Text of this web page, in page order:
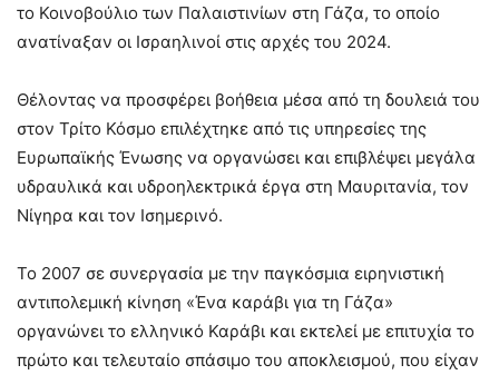
το Κοινοβούλιο των Παλαιστινίων στη Γάζα, το οποίο
ανατίναξαν οι Ισραηλινοί στις αρχές του 2024.
Θέλοντας να προσφέρει βοήθεια μέσα από τη δουλειά του
στον Τρίτο Κόσμο επιλέχτηκε από τις υπηρεσίες της
Ευρωπαϊκής Ένωσης να οργανώσει και επιβλέψει μεγάλα
υδραυλικά και υδροηλεκτρικά έργα στη Μαυριτανία, τον
Νίγηρα και τον Ισημερινό.
Το 2007 σε συνεργασία με την παγκόσμια ειρηνιστική
αντιπολεμική κίνηση «Ένα καράβι για τη Γάζα»
οργανώνει το ελληνικό Καράβι και εκτελεί με επιτυχία το
πρώτο και τελευταίο σπάσιμο του αποκλεισμού, που είχαν